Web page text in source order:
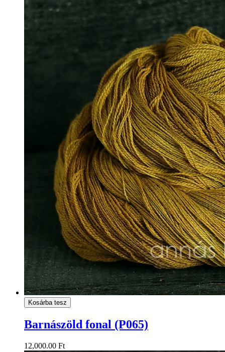
Kosárba tesz
Barnászöld fonal (P065)
12,000.00 Ft